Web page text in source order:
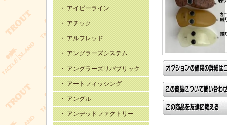
・ アイビーライン
・ アチック
・ アルフレッド
・ アングラーズシステム
・ アングラーズリパブリック
・ アートフィッシング
・ アングル
・ アンデッドファクトリー